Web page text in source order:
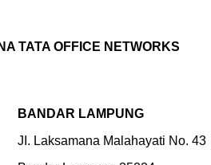
TATA OFFICE NETWORKS
BANDAR LAMPUNG
JI. Laksamana Malahayati No. 43